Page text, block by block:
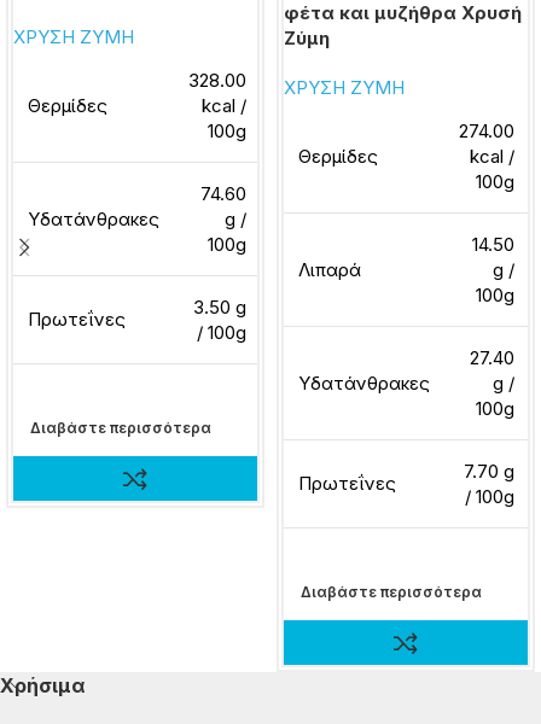
ΧΡΥΣΗ ΖΥΜΗ
Θερμίδες
328.00
kcal /
100g
Υδατάνθρακες
74.60
g /
100g
Πρωτεΐνες
3.50 g
/ 100g
Διαβάστε περισσότερα
φέτα και μυζήθρα Χρυσή
Ζύμη
ΧΡΥΣΗ ΖΥΜΗ
Θερμίδες
274.00
kcal /
100g
Λιπαρά
14.50
g /
100g
Υδατάνθρακες
27.40
g /
100g
Πρωτεΐνες
7.70 g
/ 100g
Διαβάστε περισσότερα
Χρήσιμα